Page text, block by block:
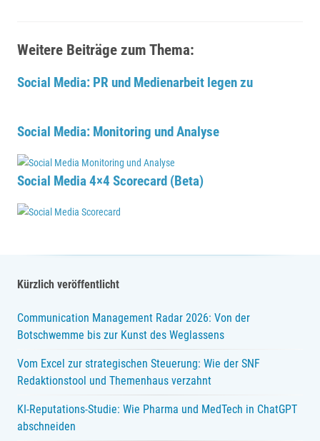
Weitere Beiträge zum Thema:
Social Media: PR und Medienarbeit legen zu
Social Media: Monitoring und Analyse
Social Media 4×4 Scorecard (Beta)
Kürzlich veröffentlicht
Communication Management Radar 2026: Von der
Botschwemme bis zur Kunst des Weglassens
Vom Excel zur strategischen Steuerung: Wie der SNF
Redaktionstool und Themenhaus verzahnt
KI-Reputations-Studie: Wie Pharma und MedTech in ChatGPT
abschneiden